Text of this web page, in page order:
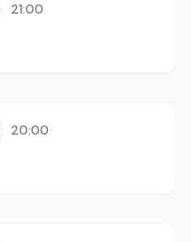
21:00
20:00